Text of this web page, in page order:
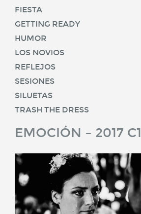
FIESTA
GETTING READY
HUMOR
LOS NOVIOS
REFLEJOS
SESIONES
SILUETAS
TRASH THE DRESS
EMOCIÓN – 2017 C1